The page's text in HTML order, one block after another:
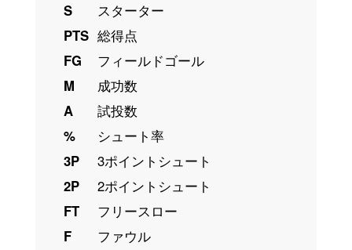
S
スターター
PTS 総得点
FG
フィールドゴール
M
成功数
A
試投数
%
シュート率
3P
3ポイントシュート
2P
2ポイントシュート
FT
フリースロー
F
ファウル